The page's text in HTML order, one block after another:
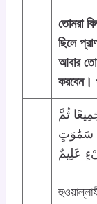
তোমরা
ছিলে
আবার
করবেন।
ثُمَّ
سَمَٰوَٰتٍ
عَلِيمٌ